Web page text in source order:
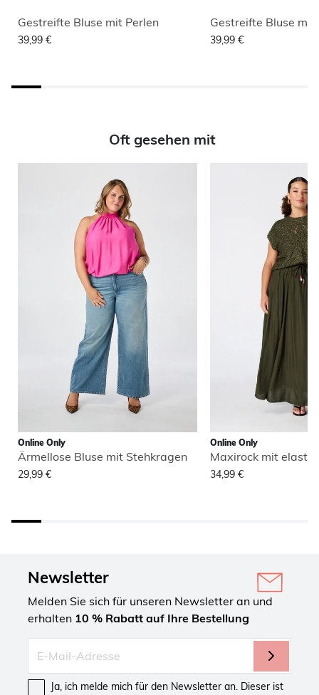
Gestreifte Bluse mit Perlen
39,99 € 39,99 €
Oft gesehen mit
Online Only
Ärmellose Bluse mit Stehkragen
29,99 €
Online Only
Maxirock mit
34,99 €
Newsletter
Melden Sie sich für unseren Newsletter an und
erhalten 10 % Rabatt auf Ihre Bestellung
Ja, ich melde mich für den Newsletter an. Dieser ist